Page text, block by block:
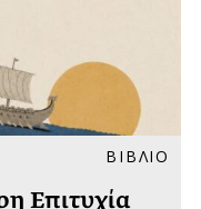
ΒΙΒΛΙΟ
Επιτυχία